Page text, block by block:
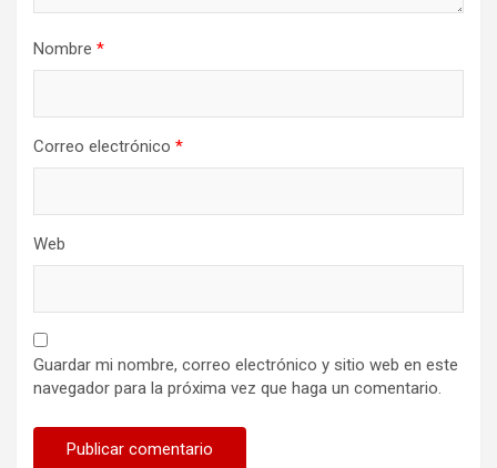
Nombre *
Correo electrónico *
Web
Guardar mi nombre, correo electrónico y sitio web en este
navegador para la próxima vez que haga un comentario.